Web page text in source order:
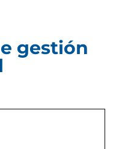
gestión